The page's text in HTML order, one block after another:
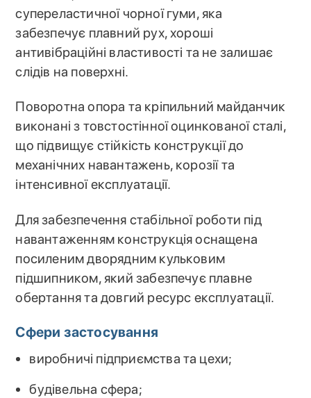
супереластичної чорної гуми, яка
забезпечує плавний рух, хороші
антивібраційні властивості та не залишає
слідів на поверхні.
Поворотна опора та кріпильний майданчик
виконані з товстостінної оцинкованої сталі,
що підвищує стійкість конструкції до
механічних навантажень, корозії та
інтенсивної експлуатації.
Для забезпечення стабільної роботи під
навантаженням конструкція оснащена
посиленим дворядним кульковим
підшипником, який забезпечує плавне
обертання та довгий ресурс експлуатації.
Сфери застосування
виробничі підприємства та цехи;
будівельна сфера;